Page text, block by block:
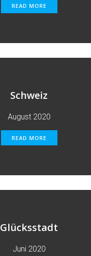
READ MORE
Schweiz
August 2020
READ MORE
Glücksstadt
Juni 2020